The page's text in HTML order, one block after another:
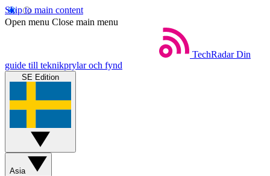
Skip to main content
Open menu Close main menu
TechRadar Din
guide till teknikprylar och fynd
SE Edition
Asia